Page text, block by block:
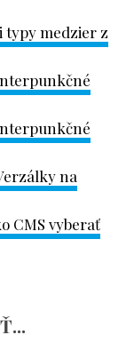
typy medzier z
na
CMS vyberať